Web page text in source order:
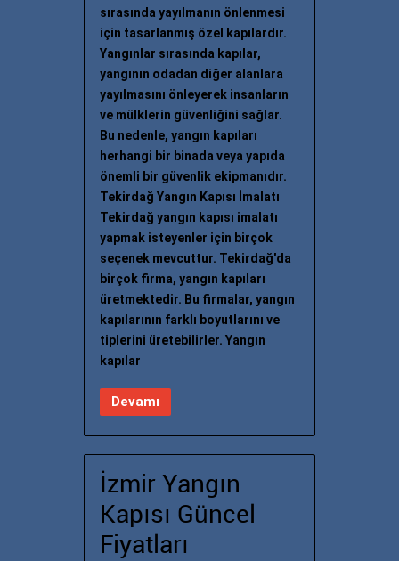
sırasında yayılmanın önlenmesi
için tasarlanmış özel kapılardır.
Yangınlar sırasında kapılar,
yangının odadan diğer alanlara
yayılmasını önleyerek insanların
ve mülklerin güvenliğini sağlar.
Bu nedenle, yangın kapıları
herhangi bir binada veya yapıda
önemli bir güvenlik ekipmanıdır.
Tekirdağ Yangın Kapısı İmalatı
Tekirdağ yangın kapısı imalatı
yapmak isteyenler için birçok
seçenek mevcuttur. Tekirdağ'da
birçok firma, yangın kapıları
üretmektedir. Bu firmalar, yangın
kapılarının farklı boyutlarını ve
tiplerini üretebilirler. Yangın
kapılar
Devamı
İzmir Yangın
Kapısı Güncel
Fiyatları